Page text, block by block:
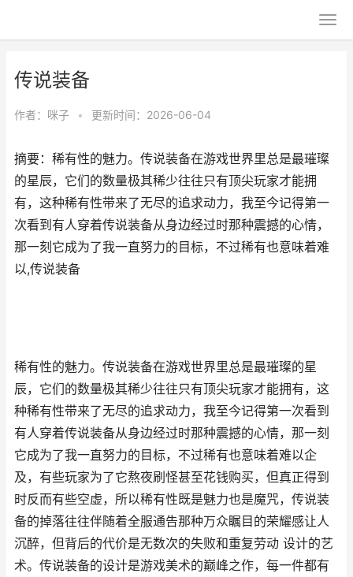
传说装备
作者： 咪子 • 更新时间：2026-06-04
摘要：稀有性的魅力。传说装备在游戏世界里总是最璀璨
的星辰，它们的数量极其稀少往往只有顶尖玩家才能拥
有，这种稀有性带来了无尽的追求动力，我至今记得第一
次看到有人穿着传说装备从身边经过时那种震撼的心情，
那一刻它成为了我一直努力的目标，不过稀有也意味着难
以,传说装备
稀有性的魅力。传说装备在游戏世界里总是最璀璨的星
辰，它们的数量极其稀少往往只有顶尖玩家才能拥有，这
种稀有性带来了无尽的追求动力，我至今记得第一次看到
有人穿着传说装备从身边经过时那种震撼的心情，那一刻
它成为了我一直努力的目标，不过稀有也意味着难以企
及，有些玩家为了它熬夜刷怪甚至花钱购买，但真正得到
时反而有些空虚，所以稀有性既是魅力也是魔咒，传说装
备的掉落往往伴随着全服通告那种万众瞩目的荣耀感让人
沉醉，但背后的代价是无数次的失败和重复劳动 设计的艺
术。传说装备的设计是游戏美术的巅峰之作，每一件都有